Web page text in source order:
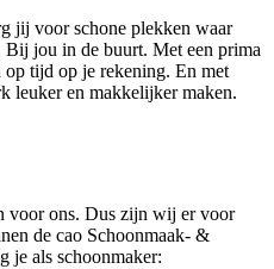
jij voor schone plekken waar
Bij jou in de buurt. Met een prima
tijd op je rekening. En met
leuker en makkelijker maken.
voor ons. Dus zijn wij er voor
de cao Schoonmaak- &
je als schoonmaker: